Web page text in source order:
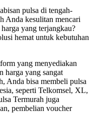
pulsa di tengah-
Anda kesulitan mencari
yang terjangkau?
hemat untuk kebutuhan
yang menyediakan
harga yang sangat
Anda bisa membeli pulsa
seperti Telkomsel, XL,
Termurah juga
pembelian voucher